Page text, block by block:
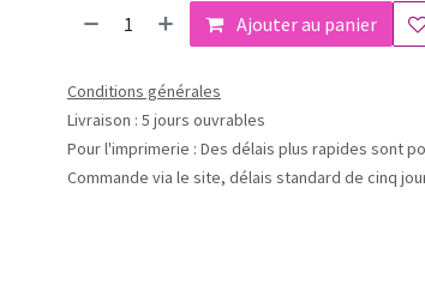
Ajouter au panier
Conditions générales
Livraison : 5 jours ouvrables
Pour l'imprimerie : Des délais plus rapides sont
Commande via le site, délais standard de cinq